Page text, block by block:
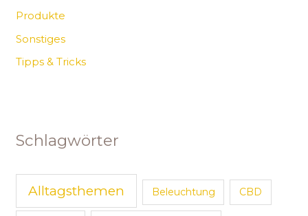
Produkte
Sonstiges
Tipps & Tricks
Schlagwörter
Alltagsthemen Beleuchtung CBD